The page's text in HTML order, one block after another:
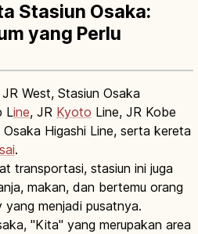
Stasiun Osaka:
yang Perlu
West, Stasiun Osaka
Line, JR Kyoto Line, JR Kobe
Higashi Line, serta kereta
.
transportasi, stasiun ini juga
makan, dan bertemu orang
menjadi pusatnya.
"Kita" yang merupakan area